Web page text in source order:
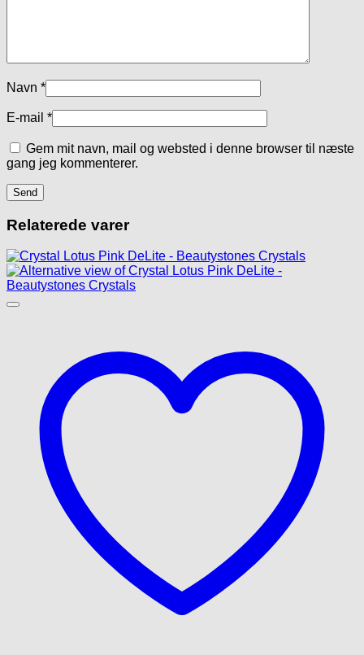
Navn *
E-mail *
Gem mit navn, mail og websted i denne browser til næste
gang jeg kommenterer.
Relaterede varer